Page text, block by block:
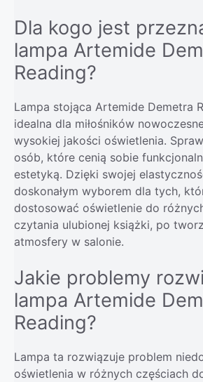
Dla kogo jest
lampa Artemide
Reading?
Lampa stojąca Artemide Demetra
idealna dla miłośników
wysokiej jakości oświetlenia.
osób, które cenią sobie
estetyką. Dzięki swojej
doskonałym wyborem dla tych,
dostosować oświetlenie do
czytania ulubionej książki, po
atmosfery w salonie.
Jakie problemy
lampa Artemide
Reading?
Lampa ta rozwiązuje problem
oświetlenia w różnych częściach